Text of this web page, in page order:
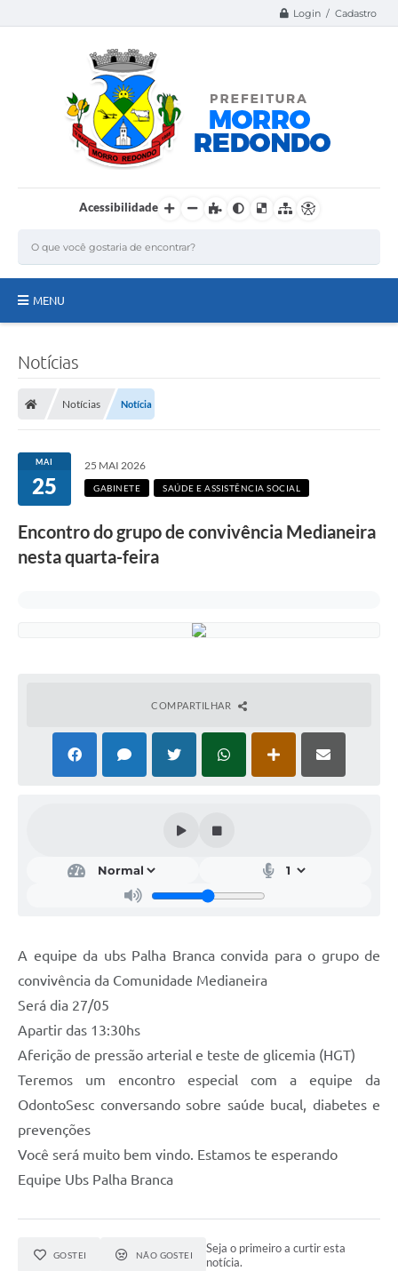
Login / Cadastro
Acessibilidade
MENU
Secretarias
Notícias
Contato
Serviço de Inspeção Municipal - SIM
Transparência
Projetos
Links
R.H
Telefones Úteis
Notícias
Notícias Notícia
MAI
25
25 MAI 2026
GABINETE SAÚDE E ASSISTÊNCIA SOCIAL
Encontro do grupo de convivência Medianeira
nesta quarta-feira
COMPARTILHAR
A equipe da ubs Palha Branca convida para o grupo de
convivência da Comunidade Medianeira
Será dia 27/05
Apartir das 13:30hs
Aferição de pressão arterial e teste de glicemia (HGT)
Teremos um encontro especial com a equipe da
OdontoSesc conversando sobre saúde bucal, diabetes e
prevenções
Você será muito bem vindo. Estamos te esperando
Equipe Ubs Palha Branca
GOSTEI NÃO GOSTEI
Seja o primeiro a curtir esta
notícia.